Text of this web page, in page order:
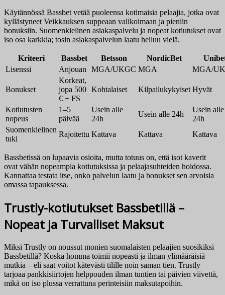
Käytännössä Bassbet vetää puoleensa kotimaisia pelaajia, jotka ovat
kyllästyneet Veikkauksen suppeaan valikoimaan ja pieniin
bonuksiin. Suomenkielinen asiakaspalvelu ja nopeat kotiutukset ovat
iso osa karkkia; tosin asiakaspalvelun laatu heiluu vielä.
Kriteeri Bassbet Betsson NordicBet
Lisenssi
Anjouan MGA/UKGC MGA MGA/
Bonukset
Korkeat,
jopa 500
€ + FS
Kohtalaiset Kilpailukykyiset Hyvät
Kotiutusten
nopeus
1–5
päivää
Usein alle
24h
Usein alle 24h
Usein alle
24h
Suomenkielinen
tuki
Rajoitettu Kattava Kattava Kattava
Bassbetissä on lupaavia osioita, mutta totuus on, että isot kaverit
ovat vähän nopeampia kotiutuksissa ja pelaajasuhteiden hoidossa.
Kannattaa testata itse, onko palvelun laatu ja bonukset sen arvoisia
omassa tapauksessa.
Trustly-kotiutukset Bassbetillä –
Nopeat ja Turvalliset Maksut
Miksi Trustly on noussut monien suomalaisten pelaajien suosikiksi
Bassbetillä? Koska homma toimii nopeasti ja ilman ylimääräisiä
mutkia – eli saat voitot kätevästi tilille noin saman tien. Trustly
tarjoaa pankkisiirtojen helppouden ilman tuntien tai päivien viivettä,
mikä on iso plussa verrattuna perinteisiin maksutapoihin.